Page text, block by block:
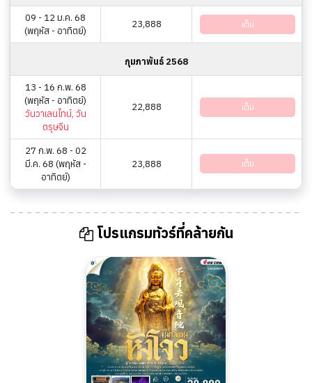
09 - 12 ม.ค. 68
(พฤหัส - อาทิตย์)
23,888 เต็ม
กุมภาพันธ์ 2568
13 - 16 ก.พ. 68
(พฤหัส - อาทิตย์)
วันวาเลนไทน์, วัน
ตรุษจีน
22,888 เต็ม
27 ก.พ. 68 - 02
มี.ค. 68 (พฤหัส -
อาทิตย์)
23,888 เต็ม
โปรแกรมทัวร์ที่คล้ายกัน